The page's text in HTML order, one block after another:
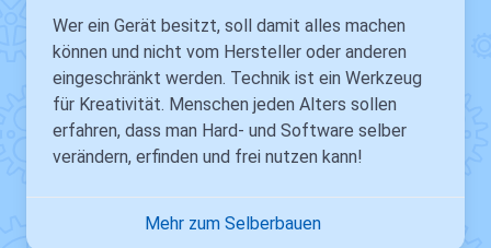
Wer ein Gerät besitzt, soll damit alles machen
können und nicht vom Hersteller oder anderen
eingeschränkt werden. Technik ist ein Werkzeug
für Kreativität. Menschen jeden Alters sollen
erfahren, dass man Hard- und Software selber
verändern, erfinden und frei nutzen kann!
Mehr zum Selberbauen